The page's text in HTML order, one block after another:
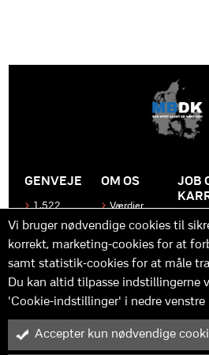
GENVEJE
1.522
Produkter
Kontakt
os
OM OS
Værdier
Historen
bag
MBDK
Hvad gør
os unikke
JOB
Bliv
af
team
y™ er driftet af MBDK ApS – under
Vi bruger nødvendige cookies til
korrekt, marketing-cookies for at
samt statistik-cookies for at måle
Du kan altid tilpasse indstillingerne
'Cookie-indstillinger' i nedre venstre
Accepter kun nødvendige